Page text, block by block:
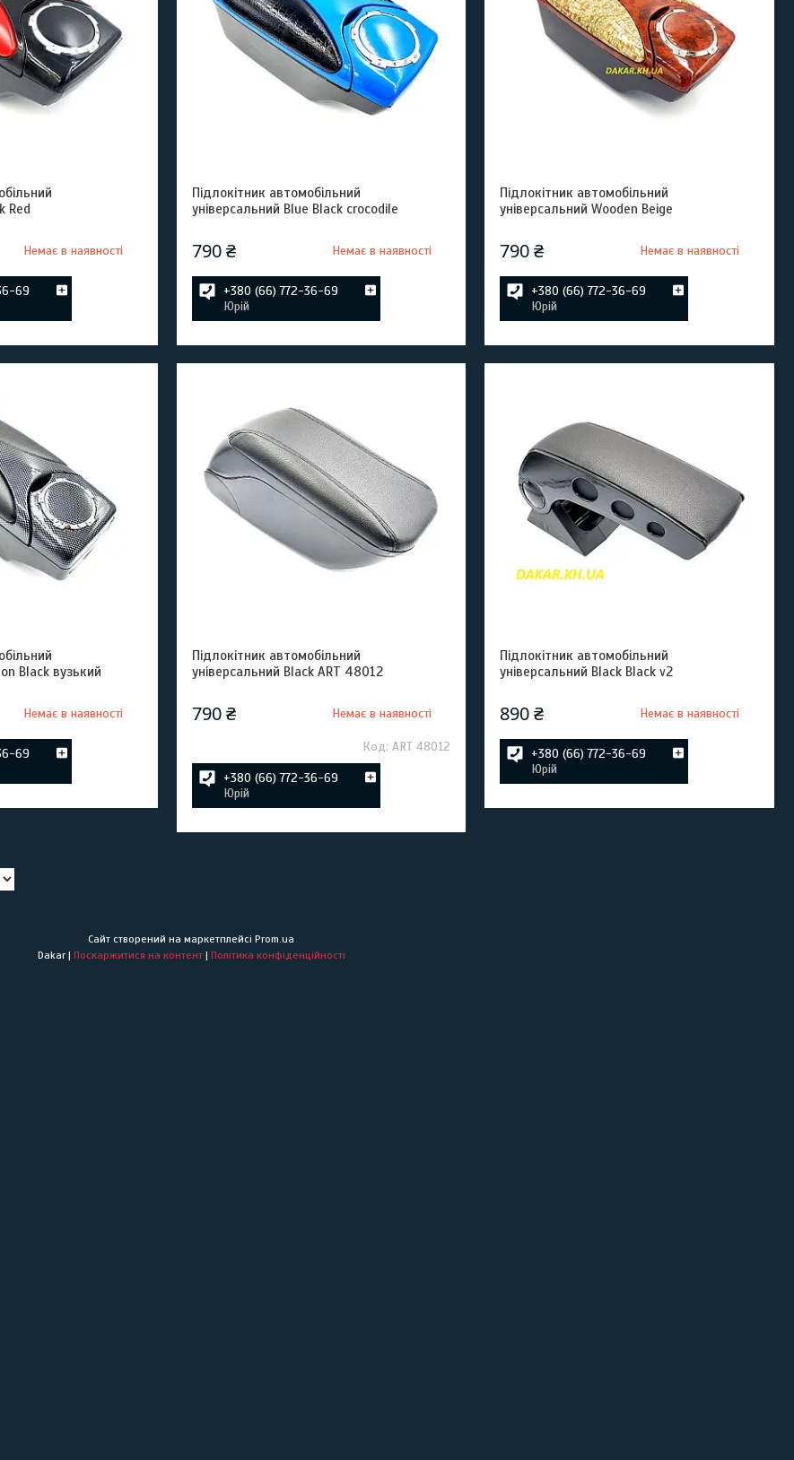
Red
Немає в наявності
69
Підлокітник автомобільний
універсальний Blue Black crocodile
790 ₴ Немає в наявності
+380 (66) 772-36-69
Юрій
Підлокітник автомобільний
універсальний Wooden Beige
790 ₴ Немає в наявності
+380 (66) 772-36-69
Юрій
Black вузький
Немає в наявності
69
Підлокітник автомобільний
універсальний Black ART 48012
790 ₴ Немає в наявності
ART 48012
+380 (66) 772-36-69
Юрій
Підлокітник автомобільний
універсальний Black Black v2
890 ₴ Немає в наявності
+380 (66) 772-36-69
Юрій
Сайт створений на маркетплейсі Prom.ua
Dakar | Поскаржитися на контент | Політика конфіденційності